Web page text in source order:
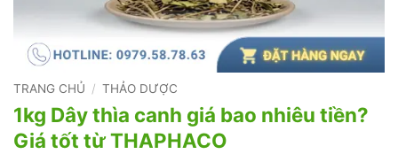
TRANG CHỦ / THẢO DƯỢC
1kg Dây thìa canh giá bao nhiêu tiền?
Giá tốt từ THAPHACO